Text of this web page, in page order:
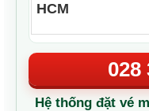
HCM
028
Hệ thống đặt vé